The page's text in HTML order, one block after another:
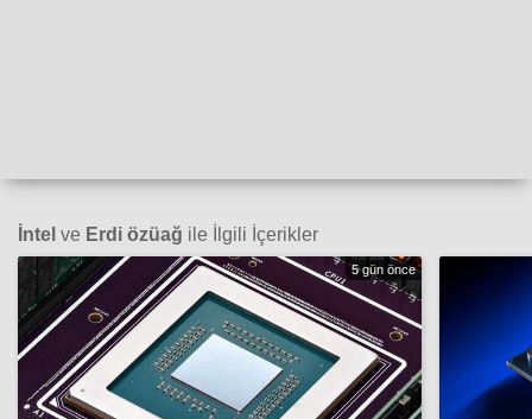
İntel ve Erdi özüağ ile İlgili İçerikler
5 gün önce